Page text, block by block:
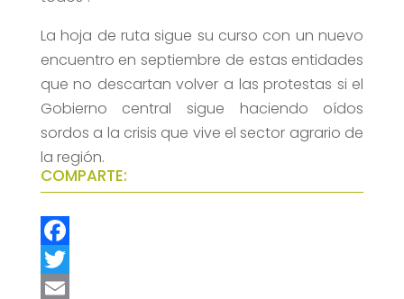
La hoja de ruta sigue su curso con un nuevo
encuentro en septiembre de estas entidades
que no descartan volver a las protestas si el
Gobierno central sigue haciendo oídos
sordos a la crisis que vive el sector agrario de
la región.
COMPARTE:
F
a
T